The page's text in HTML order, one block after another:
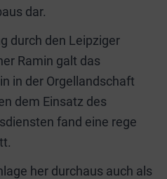
dar.
durch den Leipziger
Ramin galt das
in der Orgellandschaft
dem Einsatz des
fand eine rege
her durchaus auch als